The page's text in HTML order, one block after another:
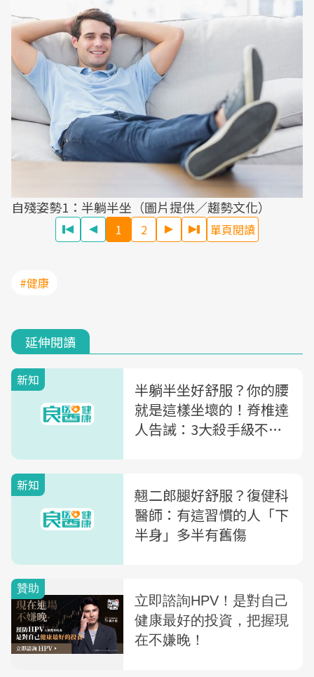
自殘姿勢1：半躺半坐（圖片提供／趨勢文化）
1 2 單頁閱讀
#健康
延伸閱讀
新知
半躺半坐好舒服？你的腰
就是這樣坐壞的！脊椎達
人告誡：3大殺手級不良
新知
翹二郎腿好舒服？復健科
醫師：有這習慣的人「下
半身」多半有舊傷